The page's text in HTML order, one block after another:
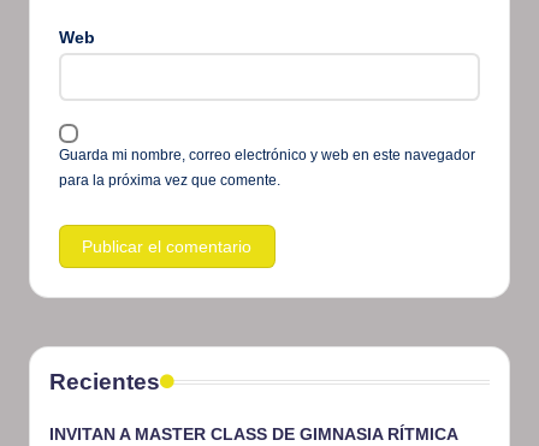
Web
Guarda mi nombre, correo electrónico y web en este navegador
para la próxima vez que comente.
Recientes
INVITAN A MASTER CLASS DE GIMNASIA RÍTMICA